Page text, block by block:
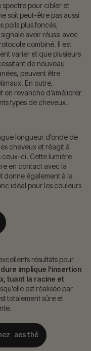
spectre pour cibler et
soit peut-être pas aussi
poils plus foncés,
avoir réussi avec
combiné. Il est
varier et que plusieurs
de nouveau
peuvent être
En outre,
en revanche d’améliorer
types de cheveux.
longueur d’onde de
cheveux et réagit à
ci. Cette lumière
en contact avec la
donne également à la
idéal pour les couleurs
résultats pour
implique l’insertion
tuant la racine et
est réalisée par
totalement sûre et
aesthé